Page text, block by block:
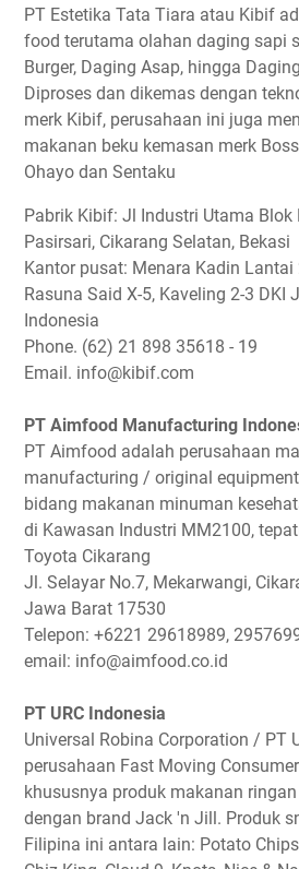
PT Estetika Tata Tiara atau Kibif
food terutama olahan daging sapi
Burger, Daging Asap, hingga
Diproses dan dikemas dengan
merk Kibif, perusahaan ini juga
makanan beku kemasan merk
Ohayo dan Sentaku
Pabrik Kibif: Jl Industri Utama Blok
Pasirsari, Cikarang Selatan, Bekasi
Kantor pusat: Menara Kadin Lantai
Rasuna Said X-5, Kaveling 2-3 DKI
Indonesia
Phone. (62) 21 898 35618 - 19
Email. info@kibif.com
PT Aimfood Manufacturing
PT Aimfood adalah perusahaan
manufacturing / original
bidang makanan minuman
di Kawasan Industri MM2100,
Toyota Cikarang
Jl. Selayar No.7, Mekarwangi,
Jawa Barat 17530
Telepon: +6221 29618989,
email: info@aimfood.co.id
PT URC Indonesia
Universal Robina Corporation / PT
perusahaan Fast Moving
khususnya produk makanan
dengan brand Jack 'n Jill. Produk
Filipina ini antara lain: Potato